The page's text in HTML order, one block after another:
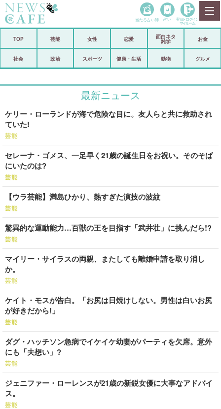
政治
スポーツ
恋愛 ビックリ
リリース ショップ
登録・ログイン/マイルーム
当たる占い師 占い 登録• ログイン
マイルーム
TOP 芸能 女性 恋愛
面白ネタ
雑学
お金
社会 政治 スポーツ 健康・生活 動物 グルメ
最新ニュース
ケリー・ローランドが海で危険な目に。友人らと共に救助され
ていた!
芸能
セレーナ・ゴメス、一足早く21歳の誕生日をお祝い。そのそば
にいたのは?
芸能
【ウラ芸能】満島ひかり、熱すぎた演技の波紋
芸能
驚異的な運動能力…百獣の王を目指す「武井壮」に挑んだら!?
芸能
マイリー・サイラスの両親、またしても離婚申請を取り消し
か。
芸能
ケイト・モスが告白。「お尻は日焼けしない。男性は白いお尻
が好きだから!」
芸能
ダグ・ハッチソン急病でイケイケ幼妻がパーティを欠席。意外
にも「夫想い」?
芸能
ジェニファー・ローレンスが21歳の新鋭女優に大事なアドバイ
ス。
芸能